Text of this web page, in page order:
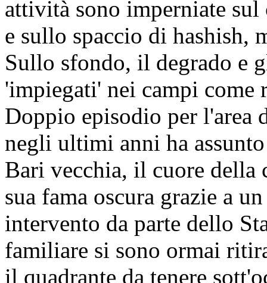
attività sono imperniate
e sullo spaccio di hashish,
Sullo sfondo, il degrado e
'impiegati' nei campi
Doppio episodio per l'area
negli ultimi anni ha
Bari vecchia, il cuore della
sua fama oscura grazie a
intervento da parte dello
familiare si sono ormai
il quadrante da tenere